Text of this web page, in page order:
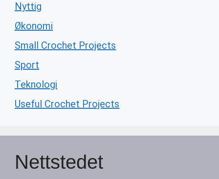
Nyttig
Økonomi
Small Crochet Projects
Sport
Teknologi
Useful Crochet Projects
Nettstedet